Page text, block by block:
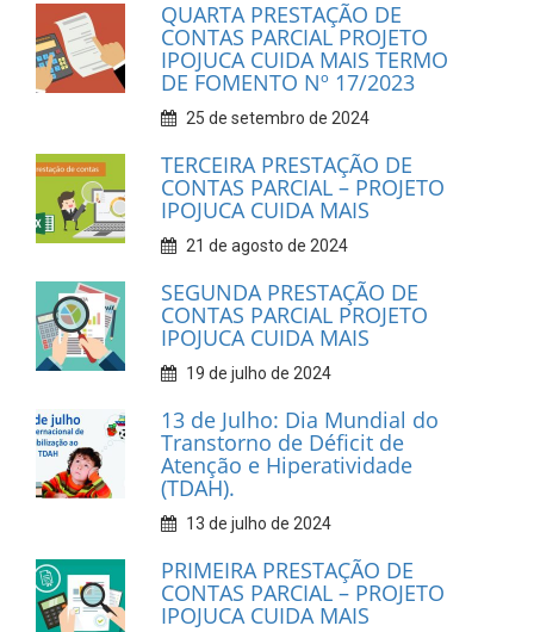
QUARTA PRESTAÇÃO DE
CONTAS PARCIAL PROJETO
IPOJUCA CUIDA MAIS TERMO
DE FOMENTO Nº 17/2023
25 de setembro de 2024
TERCEIRA PRESTAÇÃO DE
CONTAS PARCIAL – PROJETO
IPOJUCA CUIDA MAIS
21 de agosto de 2024
SEGUNDA PRESTAÇÃO DE
CONTAS PARCIAL PROJETO
IPOJUCA CUIDA MAIS
19 de julho de 2024
13 de Julho: Dia Mundial do
Transtorno de Déficit de
Atenção e Hiperatividade
(TDAH).
13 de julho de 2024
PRIMEIRA PRESTAÇÃO DE
CONTAS PARCIAL – PROJETO
IPOJUCA CUIDA MAIS